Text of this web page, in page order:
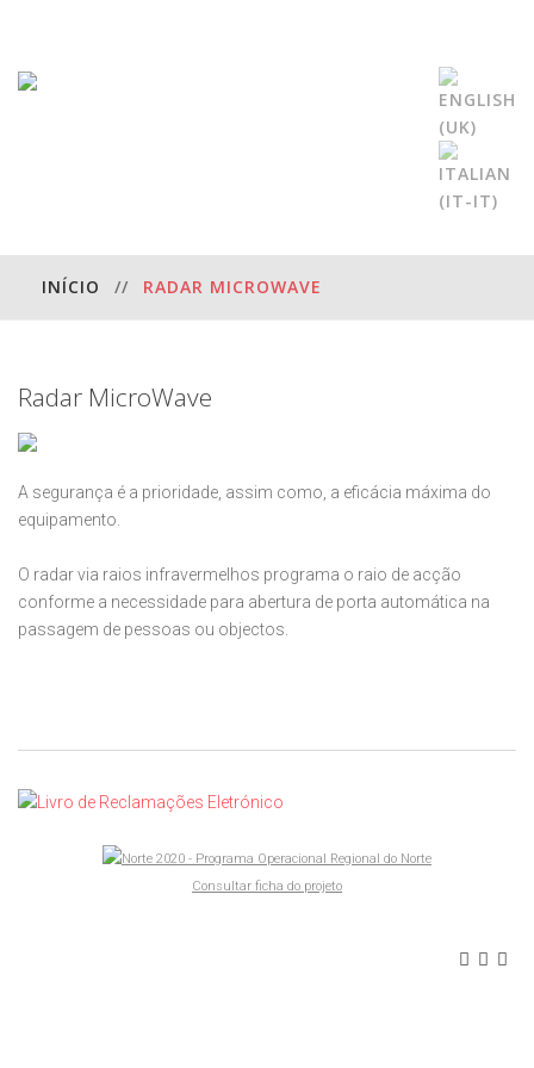
INÍCIO // RADAR MICROWAVE
Radar MicroWave
A segurança é a prioridade, assim como, a eficácia máxima do
equipamento.
O radar via raios infravermelhos programa o raio de acção
conforme a necessidade para abertura de porta automática na
passagem de pessoas ou objectos.
Consultar ficha do projeto